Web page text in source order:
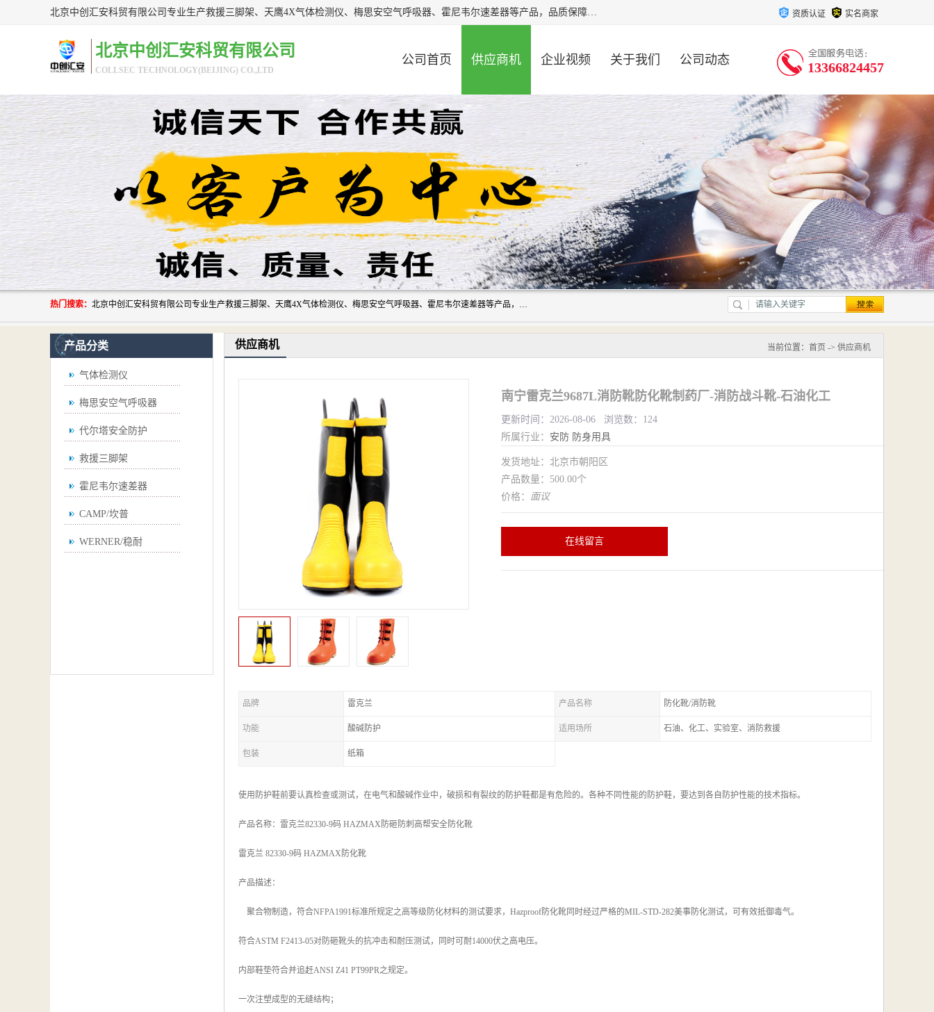
北京中创汇安科贸有限公司专业生产救援三脚架、天鹰4X气体检测仪、梅思安空气呼吸器、霍尼韦尔速差器等产品，品质保障，价格合理，欢迎在线致电咨询。 资质认证 实名商家
北京中创汇安科贸有限公司
COLLSEC TECHNOLOGY(BEIJING) CO.,LTD
公司首页 供应商机 企业视频 关于我们 公司动态 13366824457
热门搜索： 北京中创汇安科贸有限公司专业生产救援三脚架、天鹰4X气体检测仪、梅思安空气呼吸器、霍尼韦尔速差器等产品，品质保障，价格合理，欢迎在线致电咨询。
产品分类
气体检测仪
梅思安空气呼吸器
代尔塔安全防护
救援三脚架
霍尼韦尔速差器
CAMP/坎普
WERNER/稳耐
供应商机 当前位置： 首页 -> 供应商机
南宁雷克兰9687L消防靴防化靴制药厂-消防战斗靴-石油化工
更新时间：2026-08-06 浏览数：124
所属行业： 安防 防身用具
发货地址：北京市朝阳区
产品数量：500.00个
价格： 面议
在线留言
品牌 雷克兰 产品名称 防化靴/消防靴
功能 酸碱防护 适用场所 石油、化工、实验室、消防救援
包装 纸箱
使用防护鞋前要认真检查或测试，在电气和酸碱作业中，破损和有裂纹的防护鞋都是有危险的。各种不同性能的防护鞋，要达到各自防护性能的技术指标。
产品名称：雷克兰82330-9码 HAZMAX防砸防刺高帮安全防化靴
雷克兰 82330-9码 HAZMAX防化靴
产品描述：
聚合物制造，符合NFPA1991标准所规定之高等级防化材料的测试要求，Hazproof防化靴同时经过严格的MIL-STD-282美事防化测试，可有效抵御毒气。
符合ASTM F2413-05对防砸靴头的抗冲击和耐压测试，同时可耐14000伏之高电压。
内部鞋垫符合并追赶ANSI Z41 PT99PR之规定。
一次注塑成型的无缝结构；